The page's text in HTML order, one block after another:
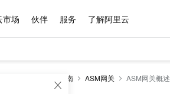
市场 伙伴 服务 了解阿里云
操作指南 ASM网关 ASM网关概述
域名与网站
睿译宝，AI翻译排版一步到位
AI 特惠
智启 AI 普惠权益
价格计算器
自助选配和估算价格
数据与 API
数据集
成为产品伙伴
产品生态集成认证中心
企业增值服务
企业支持计划
最佳实践
云上春晚